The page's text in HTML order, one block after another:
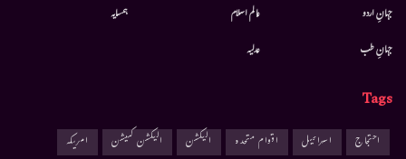
جہانِ اردو
جہانِ طب
عالم اسلام
عدلیہ
ہمسایہ
Tags
احتجاج اسرائیل اقوام متحدہ الیکشن الیکشن کمیشن
امریکہ